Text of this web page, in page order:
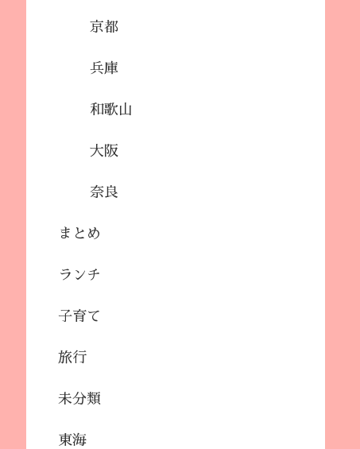
京都
兵庫
和歌山
大阪
奈良
まとめ
ランチ
子育て
旅行
未分類
東海